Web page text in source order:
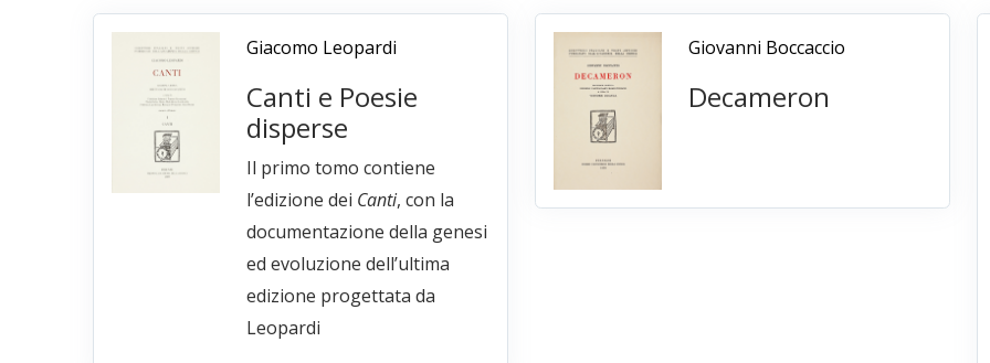
Giacomo Leopardi
Canti e Poesie
disperse
Il primo tomo contiene
l’edizione dei Canti, con la
documentazione della genesi
ed evoluzione dell’ultima
edizione progettata da
Leopardi
Giovanni Boccaccio
Decameron